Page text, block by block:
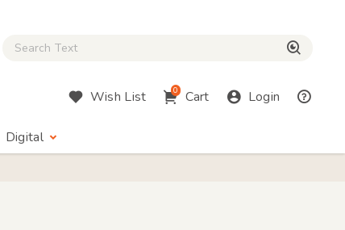
Close Search box
Wish List 0 Cart Login
Digital